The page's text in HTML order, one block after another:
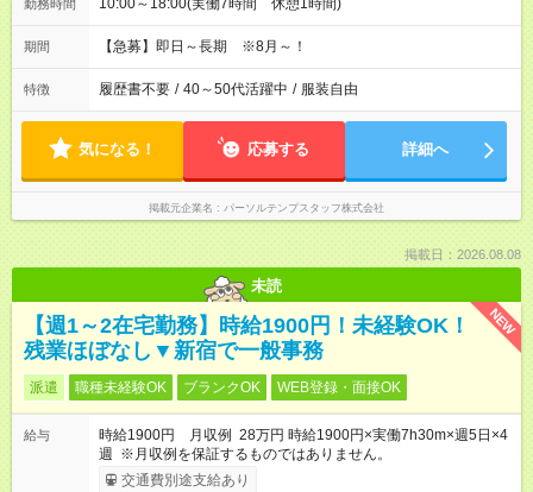
勤務時間 10:00～18:00(実働7時間 休憩1時間)
期間 【急募】即日～長期 ※8月～！
特徴 履歴書不要 / 40～50代活躍中 / 服装自由
気になる！ 応募する 詳細へ
掲載元企業名 パーソルテンプスタッフ株式会社
掲載日：2026.08.08
未読
NEW
【週1～2在宅勤務】時給1900円！未経験OK！
残業ほぼなし▼新宿で一般事務
派遣 職種未経験OK ブランクOK WEB登録・面接OK
給与
時給1900円 月収例 28万円 時給1900円×実働7h30m×週5日×4
週 ※月収例を保証するものではありません。
交通費別途支給あり